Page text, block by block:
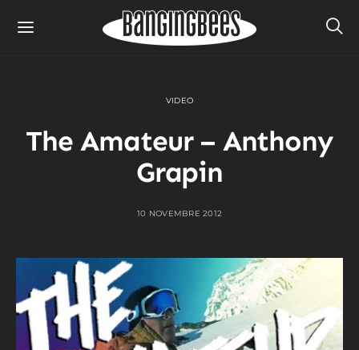
VIDEO
The Amateur – Anthony
Grapin
10 NOVEMBRE 2012